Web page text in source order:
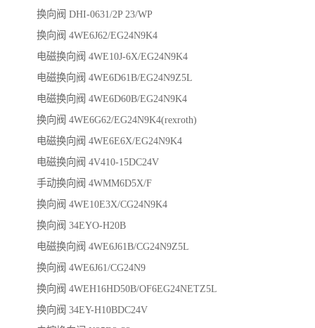
换向阀 DHI-0631/2P 23/WP
换向阀 4WE6J62/EG24N9K4
电磁换向阀 4WE10J-6X/EG24N9K4
电磁换向阀 4WE6D61B/EG24N9Z5L
电磁换向阀 4WE6D60B/EG24N9K4
换向阀 4WE6G62/EG24N9K4(rexroth)
电磁换向阀 4WE6E6X/EG24N9K4
电磁换向阀 4V410-15DC24V
手动换向阀 4WMM6D5X/F
换向阀 4WE10E3X/CG24N9K4
换向阀 34EYO-H20B
电磁换向阀 4WE6J61B/CG24N9Z5L
换向阀 4WE6J61/CG24N9
换向阀 4WEH16HD50B/OF6EG24NETZ5L
换向阀 34EY-H10BDC24V